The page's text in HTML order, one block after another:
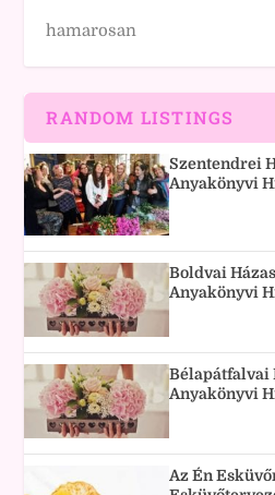
hamarosan
RANDOM LISTINGS
Szentendrei
Anyakönyvi
Boldvai
Anyakönyvi
Bélapátfalvai
Anyakönyvi
Az Én